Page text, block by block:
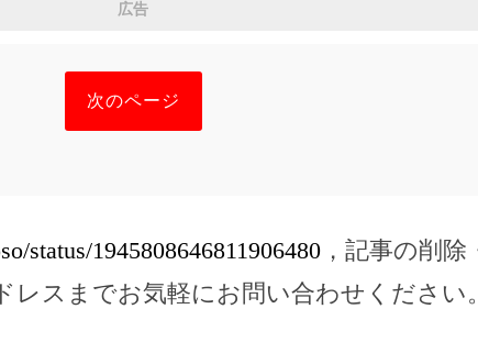
広告
次のページ
status/1945808646811906480 ，記事の削
スまでお気軽にお問い合わせください。